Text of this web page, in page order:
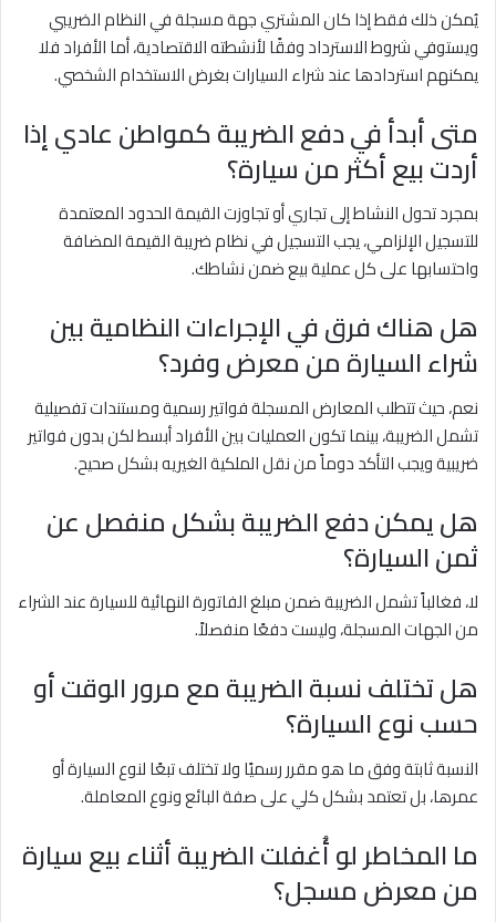
يُمكن ذلك فقط إذا كان المشتري جهة مسجلة في النظام الضريبي
ويستوفي شروط الاسترداد وفقًا لأنشطته الاقتصادية، أما الأفراد فلا
يمكنهم استردادها عند شراء السيارات بغرض الاستخدام الشخصي.
متى أبدأ في دفع الضريبة كمواطن عادي إذا
أردت بيع أكثر من سيارة؟
بمجرد تحول النشاط إلى تجاري أو تجاوزت القيمة الحدود المعتمدة
للتسجيل الإلزامي، يجب التسجيل في نظام ضريبة القيمة المضافة
واحتسابها على كل عملية بيع ضمن نشاطك.
هل هناك فرق في الإجراءات النظامية بين
شراء السيارة من معرض وفرد؟
نعم، حيث تتطلب المعارض المسجلة فواتير رسمية ومستندات تفصيلية
تشمل الضريبة، بينما تكون العمليات بين الأفراد أبسط لكن بدون فواتير
ضريبية ويجب التأكد دوماً من نقل الملكية الغيريه بشكل صحيح.
هل يمكن دفع الضريبة بشكل منفصل عن
ثمن السيارة؟
لا، فغالباً تشمل الضريبة ضمن مبلغ الفاتورة النهائية للسيارة عند الشراء
من الجهات المسجلة، وليست دفعًا منفصلاً.
هل تختلف نسبة الضريبة مع مرور الوقت أو
حسب نوع السيارة؟
النسبة ثابتة وفق ما هو مقرر رسميًا ولا تختلف تبعًا لنوع السيارة أو
عمرها، بل تعتمد بشكل كلي على صفة البائع ونوع المعاملة.
ما المخاطر لو أُغفلت الضريبة أثناء بيع سيارة
من معرض مسجل؟